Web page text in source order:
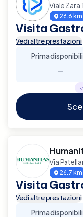
Viale Zara
26.6 km
Visita
Vedi altre prestazioni
Prima
-
Via
26.7 km
Visita
Vedi altre prestazioni
Prima